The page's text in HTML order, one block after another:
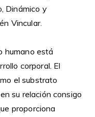
Dinámico y
Vincular.
humano está
corporal. El
el substrato
su relación consigo
proporciona